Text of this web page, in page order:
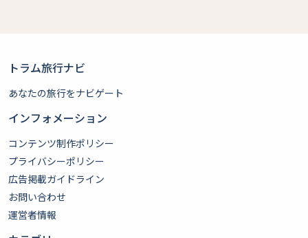
トラム旅行ナビ
あなたの旅行をナビゲート
インフォメーション
コンテンツ制作ポリシー
プライバシーポリシー
広告掲載ガイドライン
お問い合わせ
運営者情報